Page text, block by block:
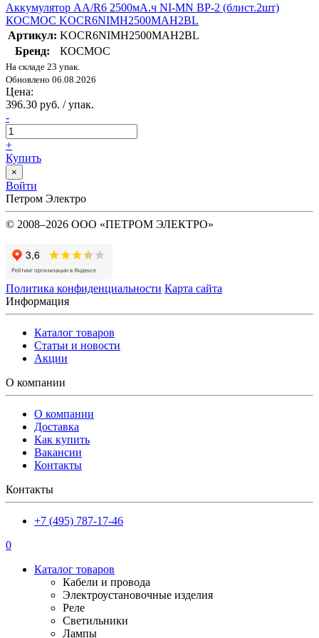
Аккумулятор AA/R6 2500мА.ч NI-MN BP-2 (блист.2шт)
КОСМОС KOCR6NIMH2500MAH2BL
Артикул: KOCR6NIMH2500MAH2BL
Бренд:
КОСМОС
На складе 23 упак.
Обновлено 06.08.2026
Цена:
396.30 руб. / упак.
-
+
Купить
×
Войти
Петром Электро
© 2008–2026 ООО «ПЕТРОМ ЭЛЕКТРО»
Политика конфиденциальности Карта сайта
Информация
Каталог товаров
Статьи и новости
Акции
О компании
О компании
Доставка
Как купить
Вакансии
Контакты
Контакты
+7 (495) 787-17-46
0
Каталог товаров
Кабели и провода
Электроустановочные изделия
Реле
Светильники
Лампы